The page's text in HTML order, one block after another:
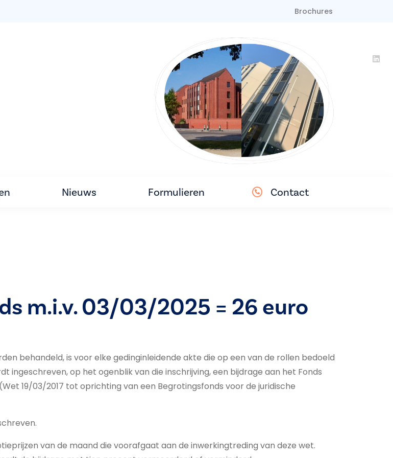
Brochures
Nieuws Formulieren Contact
m.i.v. 03/03/2025 = 26 euro
behandeld, is voor elke gedinginleidende akte die op een van de rollen bedoeld
ingeschreven, op het ogenblik van die inschrijving, een bijdrage aan het Fonds
19/03/2017 tot oprichting van een Begrotingsfonds voor de juridische
van de maand die voorafgaat aan de inwerkingtreding van deze wet.